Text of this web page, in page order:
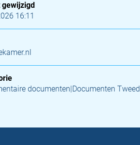
gewijzigd
16:11
documenten|Documenten